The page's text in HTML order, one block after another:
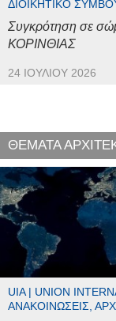
ΔΙΟΙΚΗΤΙΚΌ
Συγκρότηση σε
ΚΟΡΙΝΘΙΑΣ
24 ΙΟΥΛΊΟΥ 2026
ΘΕΜΑΤΑ
UIA | UNION
ΑΝΑΚΟΙΝΏΣΕΙΣ,